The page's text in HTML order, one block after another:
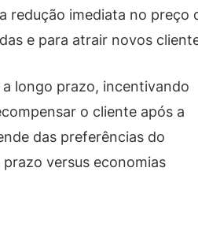
redução imediata no preço
e para atrair novos
longo prazo, incentivando
o cliente após a
das preferências do
versus economias